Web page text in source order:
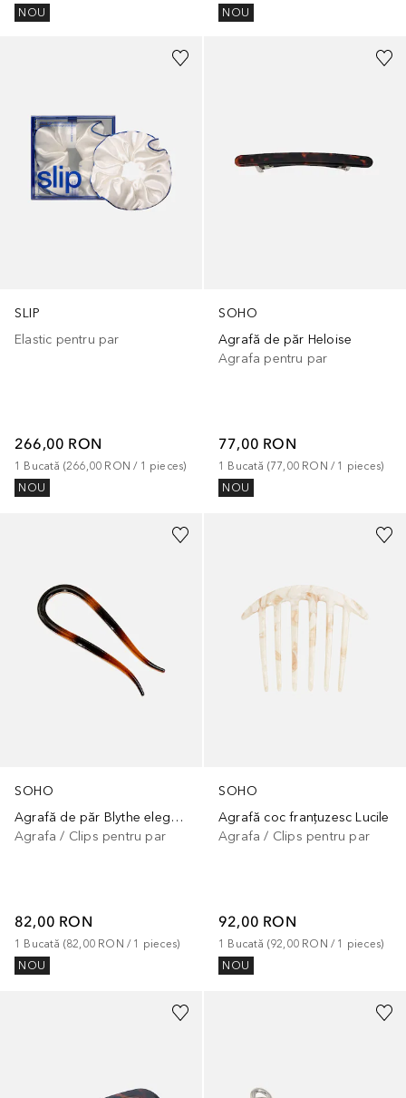
NOU NOU
SLIP
Elastic pentru par
266,00 RON
1 Bucată (266,00 RON / 1 pieces)
NOU
SOHO
Agrafă de păr Heloise
Agrafa pentru par
77,00 RON
1 Bucată (77,00 RON / 1 pieces)
NOU
SOHO
Agrafă de păr Blythe elegantă
Agrafa / Clips pentru par
82,00 RON
1 Bucată (82,00 RON / 1 pieces)
NOU
SOHO
Agrafă coc franțuzesc Lucile
Agrafa / Clips pentru par
92,00 RON
1 Bucată (92,00 RON / 1 pieces)
NOU